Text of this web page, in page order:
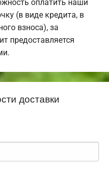
оплатить наши
(в виде кредита, в
взноса), за
предоставляется
доставки